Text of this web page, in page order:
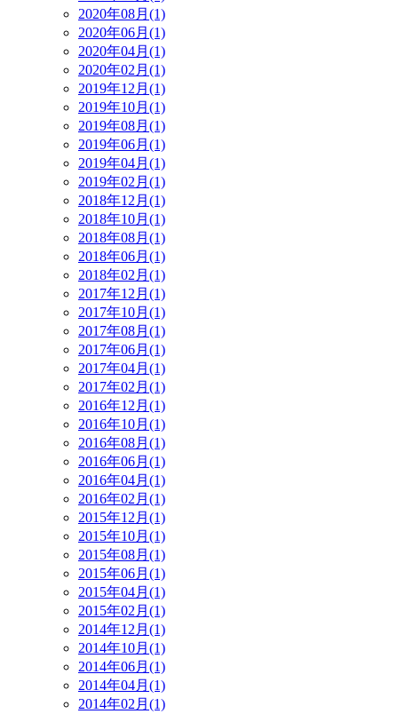
2020年08月(1)
2020年06月(1)
2020年04月(1)
2020年02月(1)
2019年12月(1)
2019年10月(1)
2019年08月(1)
2019年06月(1)
2019年04月(1)
2019年02月(1)
2018年12月(1)
2018年10月(1)
2018年08月(1)
2018年06月(1)
2018年02月(1)
2017年12月(1)
2017年10月(1)
2017年08月(1)
2017年06月(1)
2017年04月(1)
2017年02月(1)
2016年12月(1)
2016年10月(1)
2016年08月(1)
2016年06月(1)
2016年04月(1)
2016年02月(1)
2015年12月(1)
2015年10月(1)
2015年08月(1)
2015年06月(1)
2015年04月(1)
2015年02月(1)
2014年12月(1)
2014年10月(1)
2014年06月(1)
2014年04月(1)
2014年02月(1)